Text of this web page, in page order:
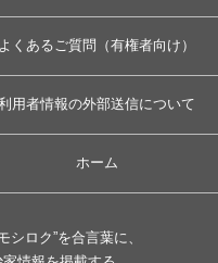
よくあるご質問（有権者向け）
用者情報の外部送信について
ホーム
ロク”を合言葉に、